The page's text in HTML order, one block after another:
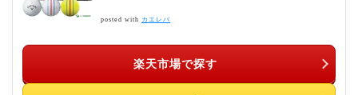
posted with カエレバ
楽天市場で探す